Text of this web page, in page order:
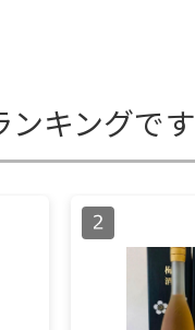
キングです